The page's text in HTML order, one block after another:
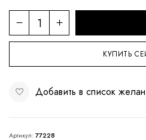
КУПИТЬ
Добавить в список
Артикул: 77228